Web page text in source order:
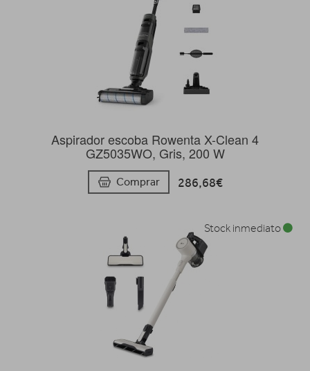
Aspirador escoba Rowenta X-Clean 4
GZ5035WO, Gris, 200 W
Comprar 286,68€
Stock inmediato